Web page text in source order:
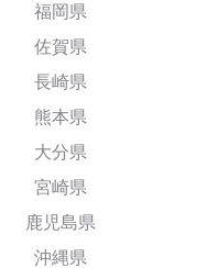
福岡県
佐賀県
長崎県
熊本県
大分県
宮崎県
鹿児島県
沖縄県